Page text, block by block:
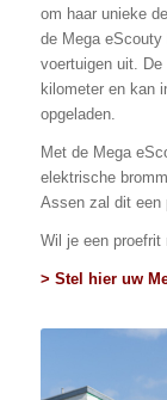
om haar unieke
de Mega
voertuigen uit.
kilometer en kan
opgeladen.
Met de Mega
elektrische
Assen zal dit een
Wil je een proefrit
> Stel hier uw